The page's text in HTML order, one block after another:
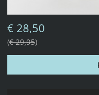
€ 28,50
€ 29,95